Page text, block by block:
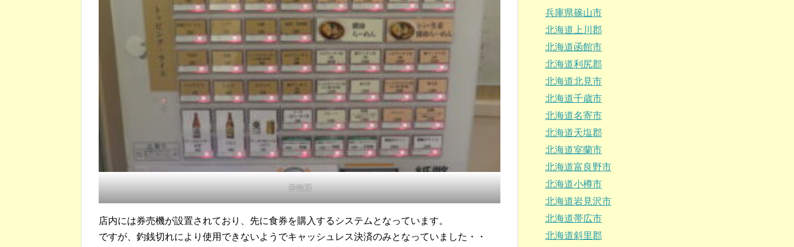
券売機
店内には券売機が設置されており、先に食券を購入するシステムとなっています。
ですが、釣銭切れにより使用できないようでキャッシュレス決済のみとなっていました・・
兵庫県篠山市
北海道上川郡
北海道函館市
北海道利尻郡
北海道北見市
北海道千歳市
北海道名寄市
北海道天塩郡
北海道室蘭市
北海道富良野市
北海道小樽市
北海道岩見沢市
北海道帯広市
北海道斜里郡